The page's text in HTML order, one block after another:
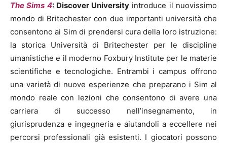
The Sims 4: Discover University introduce il nuovissimo
mondo di Britechester con due importanti università che
consentono ai Sim di prendersi cura della loro istruzione:
la storica Università di Britechester per le discipline
umanistiche e il moderno Foxbury Institute per le materie
scientifiche e tecnologiche. Entrambi i campus offrono
una varietà di nuove esperienze che preparano i Sim al
mondo reale con lezioni che consentono di avere una
carriera di successo nell’insegnamento, in
giurisprudenza e ingegneria e aiutandoli a eccellere nei
percorsi professionali già esistenti. I giocatori possono